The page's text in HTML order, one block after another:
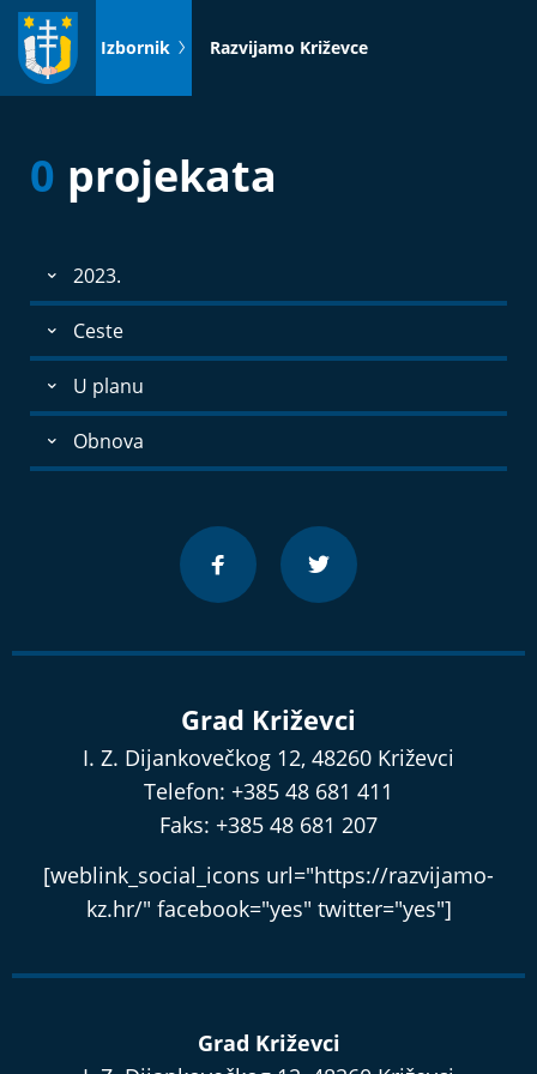
Idi
sadržaj
Izbornik Razvijamo Križevce
0 projekata
2023.
Ceste
U planu
Obnova
Grad Križevci
I. Z. Dijankovečkog 12, 48260 Križevci
Telefon: +385 48 681 411
Faks: +385 48 681 207
[weblink_social_icons url="https://razvijamo-
kz.hr/" facebook="yes" twitter="yes"]
Grad Križevci